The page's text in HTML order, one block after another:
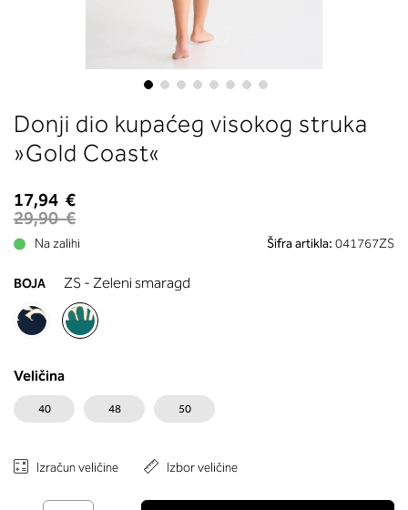
to
the
beginning
the
images
gallery
Donji dio kupaćeg visokog struka
»Gold Coast«
17,94 €
29,90 €
Na zalihi Šifra artikla: 041767ZS
BOJA ZS - Zeleni smaragd
Veličina
40 48 50
Izračun veličine Izbor veličine
boste prebrali, katera globina
ustreza vaši meri (A, B …) – iščite v
stolpcu, ki ste ga določili s
obsegom.